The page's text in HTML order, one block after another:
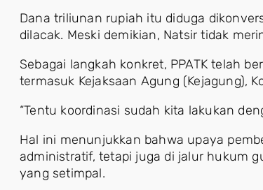
Dana triliunan rupiah itu diduga
dilacak. Meski demikian, Natsir tidak
Sebagai langkah konkret, PPATK telah
termasuk Kejaksaan Agung (Kejagung),
“Tentu koordinasi sudah kita lakukan
Hal ini menunjukkan bahwa upaya
administratif, tetapi juga di jalur hukum
yang setimpal.